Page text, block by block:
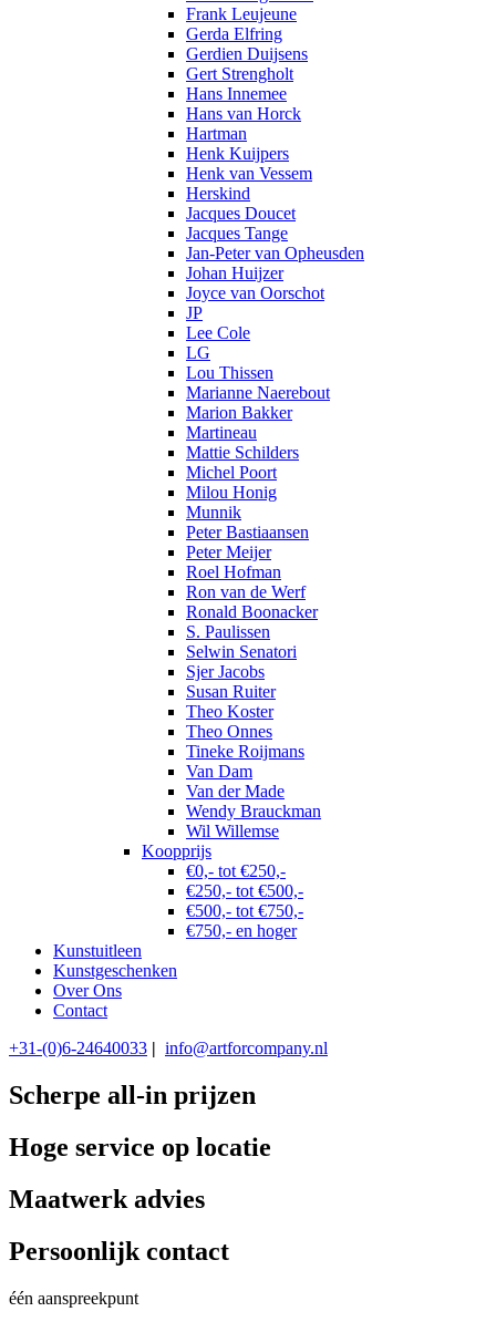
Frank Leujeune
Gerda Elfring
Gerdien Duijsens
Gert Strengholt
Hans Innemee
Hans van Horck
Hartman
Henk Kuijpers
Henk van Vessem
Herskind
Jacques Doucet
Jacques Tange
Jan-Peter van Opheusden
Johan Huijzer
Joyce van Oorschot
JP
Lee Cole
LG
Lou Thissen
Marianne Naerebout
Marion Bakker
Martineau
Mattie Schilders
Michel Poort
Milou Honig
Munnik
Peter Bastiaansen
Peter Meijer
Roel Hofman
Ron van de Werf
Ronald Boonacker
S. Paulissen
Selwin Senatori
Sjer Jacobs
Susan Ruiter
Theo Koster
Theo Onnes
Tineke Roijmans
Van Dam
Van der Made
Wendy Brauckman
Wil Willemse
Koopprijs
€0,- tot €250,-
€250,- tot €500,-
€500,- tot €750,-
€750,- en hoger
Kunstuitleen
Kunstgeschenken
Over Ons
Contact
+31-(0)6-24640033 | info@artforcompany.nl
Scherpe all-in prijzen
Hoge service op locatie
Maatwerk advies
Persoonlijk contact
één aanspreekpunt